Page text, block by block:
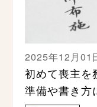
2025年12月01
初めて喪主を
準備や書き方